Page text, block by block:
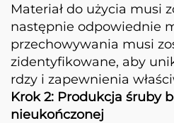
Materiał do użycia musi
następnie odpowiednie
przechowywania musi
zidentyfikowane, aby
rdzy i zapewnienia
Krok 2: Produkcja śruby
nieukończonej